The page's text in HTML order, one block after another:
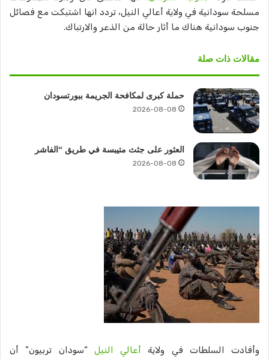
مسلحة سودانية في ولاية أعالي النيل، تردد انها اشتبكت مع فصائل
جنوب سودانية هناك ما أثار حالة من الذعر والارتباك.
مقالات ذات صلة
حملة كبرى لمكافحة الجريمة ببورتسودان
2026-08-08
العثور على جثث متيبسة في طريق “الفاشر
2026-08-08
وأفادت السلطات في ولاية أعالي النيل “سودان تربيون” أن